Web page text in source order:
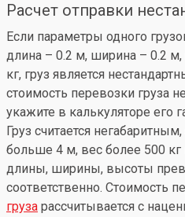
Расчет отправки
Если параметры одного
длина – 0.2 м, ширина – 0.2
кг, груз является
стоимость перевозки груза
укажите в калькуляторе его
Груз считается
больше 4 м, вес более 500 кг
длины, ширины, высоты
соответственно. Стоимость
груза рассчитывается с